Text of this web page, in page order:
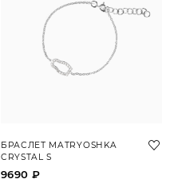
БРАСЛЕТ MATRYOSHKA
CRYSTAL S
9690 ₽